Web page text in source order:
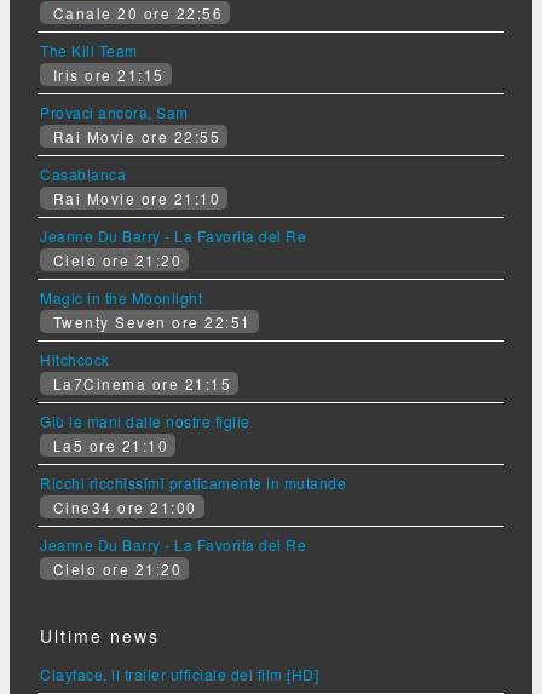
Canale 20 ore 22:56
The Kill Team
Iris ore 21:15
Provaci ancora, Sam
Rai Movie ore 22:55
Casablanca
Rai Movie ore 21:10
Jeanne Du Barry - La Favorita del Re
Cielo ore 21:20
Magic in the Moonlight
Twenty Seven ore 22:51
Hitchcock
La7Cinema ore 21:15
Giù le mani dalle nostre figlie
La5 ore 21:10
Ricchi ricchissimi praticamente in mutande
Cine34 ore 21:00
Jeanne Du Barry - La Favorita del Re
Cielo ore 21:20
Ultime news
Clayface, il trailer ufficiale del film [HD]